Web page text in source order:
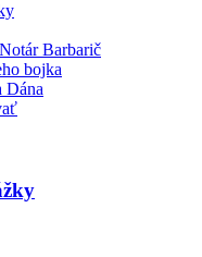
Barbarič
bojka